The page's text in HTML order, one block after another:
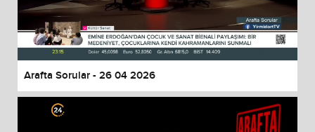
Arafta Sorular - 26 04 2026